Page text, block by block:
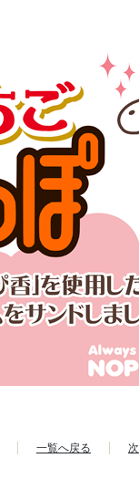
一覧へ戻る